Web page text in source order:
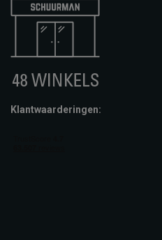
Klantwaarderingen: